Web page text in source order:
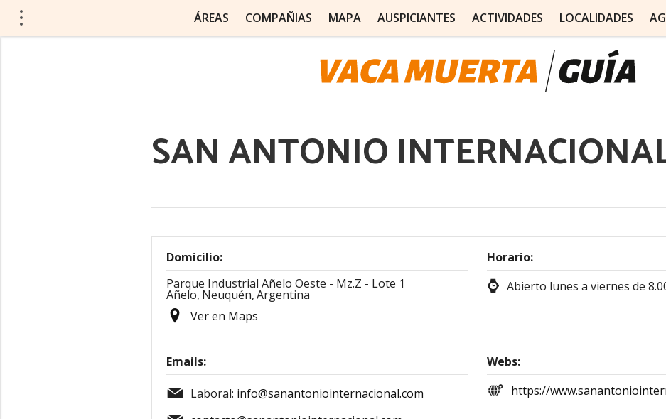
ÁREAS COMPAÑIAS MAPA AUSPICIANTES ACTIVIDADES LOCALIDADES
SAN ANTONIO
Domicilio:
Parque Industrial Añelo Oeste - Mz.Z - Lote 1
Añelo, Neuquén,Argentina
Ver en Maps
Horario:
Abierto lunes a viernes de
Emails:
Laboral: info@sanantoniointernacional.com
Webs:
https://